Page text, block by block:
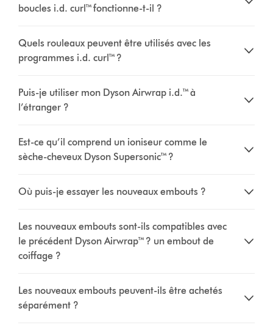
boucles i.d. curl™ fonctionne-t-il ?
Quels rouleaux peuvent être utilisés avec les
programmes i.d. curl™ ?
Puis-je utiliser mon Dyson Airwrap i.d.™ à
l’étranger ?
Est-ce qu’il comprend un ioniseur comme le
sèche-cheveux Dyson Supersonic™ ?
Où puis-je essayer les nouveaux embouts ?
Les nouveaux embouts sont-ils compatibles avec
le précédent Dyson Airwrap™ ? un embout de
coiffage ?
Les nouveaux embouts peuvent-ils être achetés
séparément ?